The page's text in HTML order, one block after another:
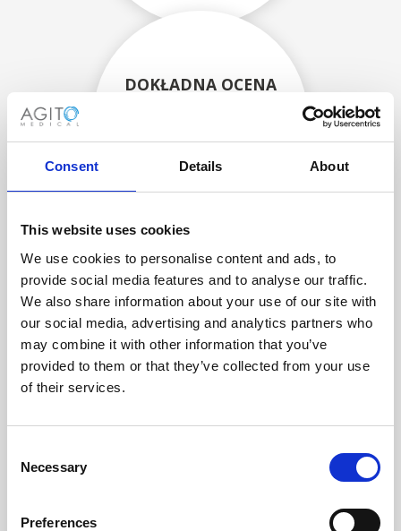
Consent Details About
This website uses cookies
We use cookies to personalise content and ads, to
provide social media features and to analyse our traffic.
We also share information about your use of our site with
our social media, advertising and analytics partners who
may combine it with other information that you’ve
provided to them or that they’ve collected from your use
of their services.
Selection
Necessary
Preferences
DOKŁADNA OCENA
ODZYSKIWANIE
Z OSTROŻNOŚCIĄ
Użyteczne części są
skrupulatnie odzyskiwane w
bezpiecznym środowisku ESD,
zapewniając brak uszkodzeń
ani zanieczyszczeń.